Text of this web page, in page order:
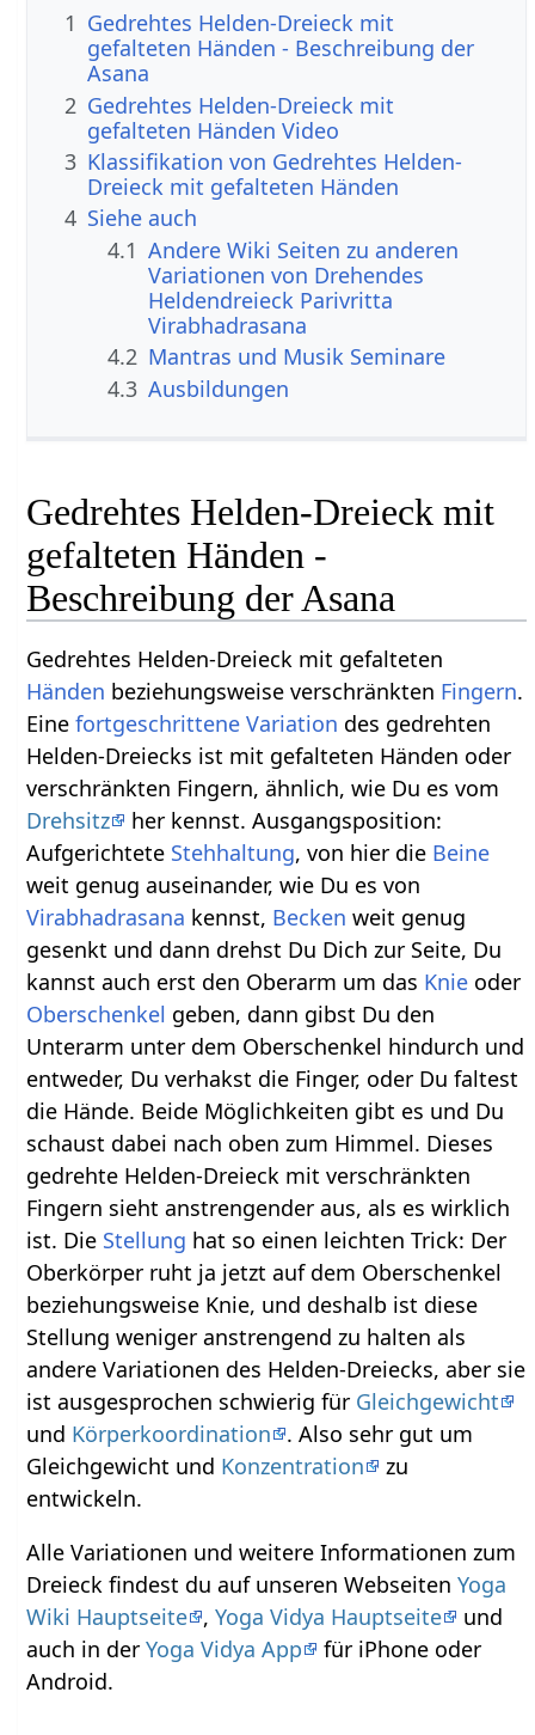
1 Gedrehtes Helden-Dreieck mit
gefalteten Händen - Beschreibung der
Asana
2 Gedrehtes Helden-Dreieck mit
gefalteten Händen Video
3 Klassifikation von Gedrehtes Helden-
Dreieck mit gefalteten Händen
4 Siehe auch
4.1 Andere Wiki Seiten zu anderen
Variationen von Drehendes
Heldendreieck Parivritta
Virabhadrasana
4.2 Mantras und Musik Seminare
4.3 Ausbildungen
Gedrehtes Helden-Dreieck mit
gefalteten Händen -
Beschreibung der Asana
Gedrehtes Helden-Dreieck mit gefalteten
Händen beziehungsweise verschränkten Fingern.
Einefortgeschrittene Variation des gedrehten
Helden-Dreiecks ist mit gefalteten Händen oder
verschränkten Fingern, ähnlich, wie Du es vom
Drehsitz
her kennst. Ausgangsposition:
Aufgerichtete Stehhaltung, von hier die Beine
weit genug auseinander, wie Du es von
Virabhadrasana kennst, Becken weit genug
gesenkt und dann drehst Du Dich zur Seite, Du
kannst auch erst den Oberarm um das Knie oder
Oberschenkel geben, dann gibst Du den
Unterarm unter dem Oberschenkel hindurch und
entweder, Du verhakst die Finger, oder Du faltest
die Hände. Beide Möglichkeiten gibt es und Du
schaust dabei nach oben zum Himmel. Dieses
gedrehte Helden-Dreieck mit verschränkten
Fingern sieht anstrengender aus, als es wirklich
ist. Die Stellung hat so einen leichten Trick: Der
Oberkörper ruht ja jetzt auf dem Oberschenkel
beziehungsweise Knie, und deshalb ist diese
Stellung weniger anstrengend zu halten als
andere Variationen des Helden-Dreiecks, aber sie
ist ausgesprochen schwierig für Gleichgewicht
und Körperkoordination
. Also sehr gut um
Gleichgewicht und Konzentration
zu
entwickeln.
Alle Variationen und weitere Informationen zum
Dreieck findest du auf unseren WebseitenYoga
Wiki Hauptseite ,Yoga Vidya Hauptseite
und
auch in derYoga Vidya App
für iPhone oder
Android.